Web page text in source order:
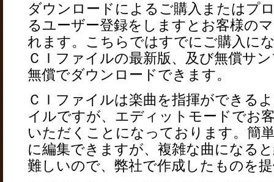
ダウンロードによるご購入またはプ
るユーザー登録をしますとお客様の
れます。こちらではすでにご購入に
ＣＩファイルの最新版、及び無償サ
無償でダウンロードできます。
ＣＩファイルは楽曲を指揮ができる
イルですが、エディットモードでお
いただくことになっております。簡
に編集できますが、複雑な曲になる
難しいので、弊社で作成したものを